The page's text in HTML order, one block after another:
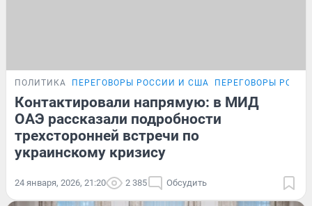
ПОЛИТИКА ПЕРЕГОВОРЫ РОССИИ И США ПЕРЕГОВОРЫ
Контактировали напрямую: в МИД
ОАЭ рассказали подробности
трехсторонней встречи по
украинскому кризису
24 января, 2026, 21:20 2 385 Обсудить